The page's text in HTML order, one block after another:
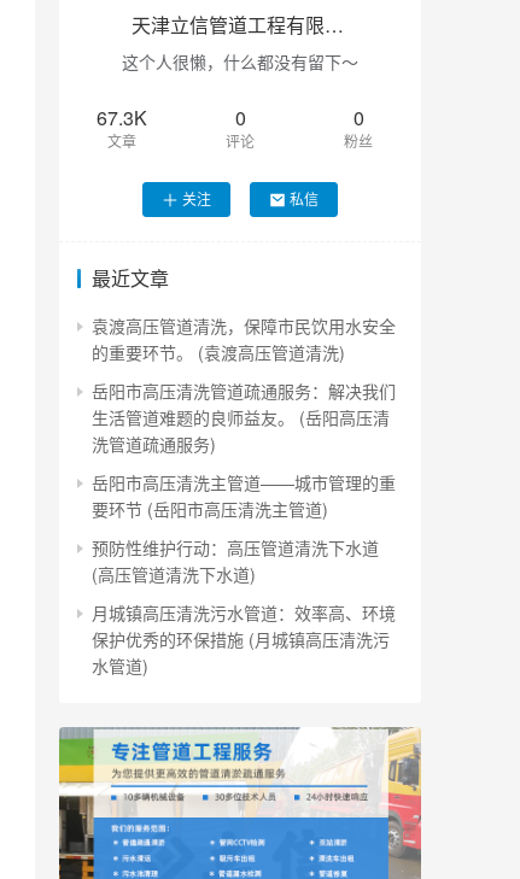
天津立信管道工程有限公司
这个人很懒，什么都没有留下～
67.3K
文章
0
评论
0
粉丝
关注 私信
最近文章
袁渡高压管道清洗，保障市民饮用水安全
的重要环节。 (袁渡高压管道清洗)
岳阳市高压清洗管道疏通服务：解决我们
生活管道难题的良师益友。 (岳阳高压清
洗管道疏通服务)
岳阳市高压清洗主管道——城市管理的重
要环节 (岳阳市高压清洗主管道)
预防性维护行动：高压管道清洗下水道
(高压管道清洗下水道)
月城镇高压清洗污水管道：效率高、环境
保护优秀的环保措施 (月城镇高压清洗污
水管道)